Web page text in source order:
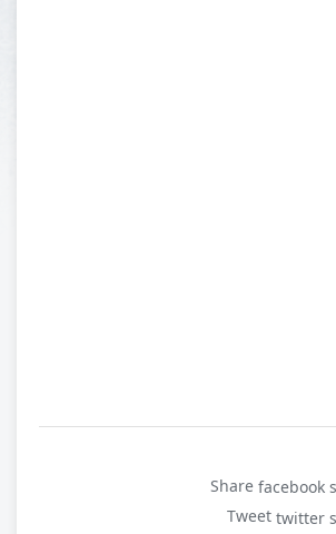
Share
Tweet